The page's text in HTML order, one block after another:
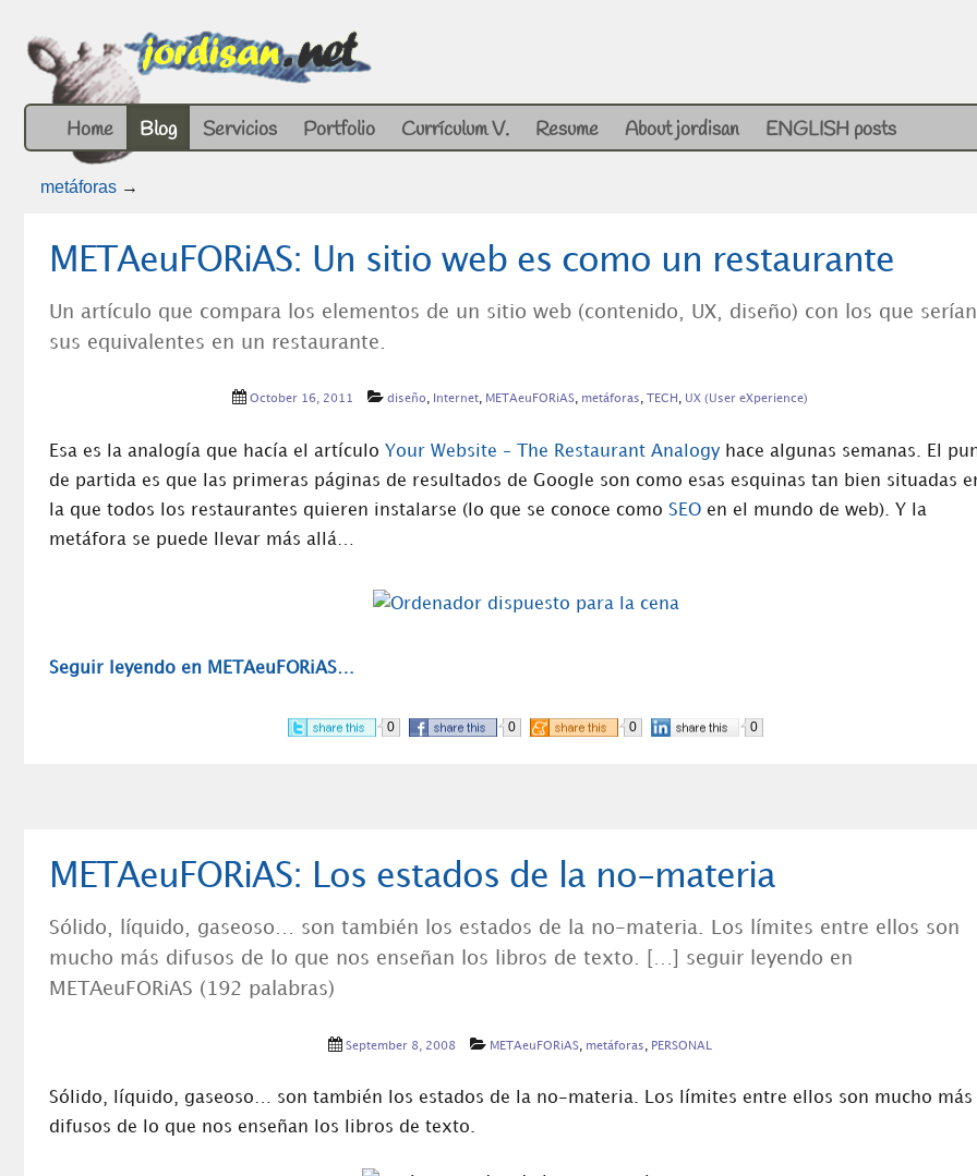
Home Blog Servicios Portfolio Currículum V. Resume About jordisan ENGLISH posts
metáforas →
METAeuFORiAS: Un sitio web es como un restaurante
Un artículo que compara los elementos de un sitio web (contenido, UX, diseño) con los que serían
sus equivalentes en un restaurante.
October 16, 2011 diseño , Internet, METAeuFORiAS, metáforas , TECH , UX (User eXperience)
Esa es la analogía que hacía el artículo Your Website – The Restaurant Analogy hace algunas semanas. El
de partida es que las primeras páginas de resultados de Google son como esas esquinas tan bien situadas
la que todos los restaurantes quieren instalarse (lo que se conoce como SEO en el mundo de web). Y la
metáfora se puede llevar más allá…
Seguir leyendo en METAeuFORiAS…
0 0 0 0
METAeuFORiAS: Los estados de la no-materia
Sólido, líquido, gaseoso… son también los estados de la no-materia. Los límites entre ellos son
mucho más difusos de lo que nos enseñan los libros de texto. […] seguir leyendo en
METAeuFORiAS (192 palabras)
September 8, 2008 METAeuFORiAS metáforas PERSONAL
Sólido, líquido, gaseoso… son también los estados de la no-materia. Los límites entre ellos son mucho más
difusos de lo que nos enseñan los libros de texto.